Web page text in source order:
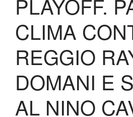
PLAYOFF.
CLIMA
REGGIO
DOMANI E
AL NINO